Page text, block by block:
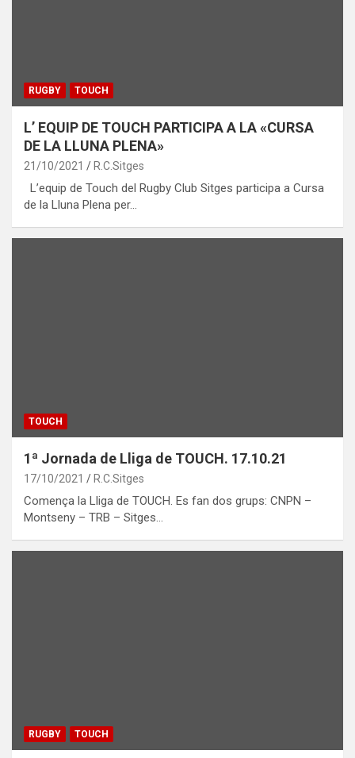
RUGBY TOUCH
L’ EQUIP DE TOUCH PARTICIPA A LA «CURSA
DE LA LLUNA PLENA»
21/10/2021 R.C.Sitges
L’equip de Touch del Rugby Club Sitges participa a Cursa
de la Lluna Plena per…
TOUCH
1ª Jornada de Lliga de TOUCH. 17.10.21
17/10/2021 R.C.Sitges
Comença la Lliga de TOUCH. Es fan dos grups: CNPN –
Montseny – TRB – Sitges…
RUGBY TOUCH